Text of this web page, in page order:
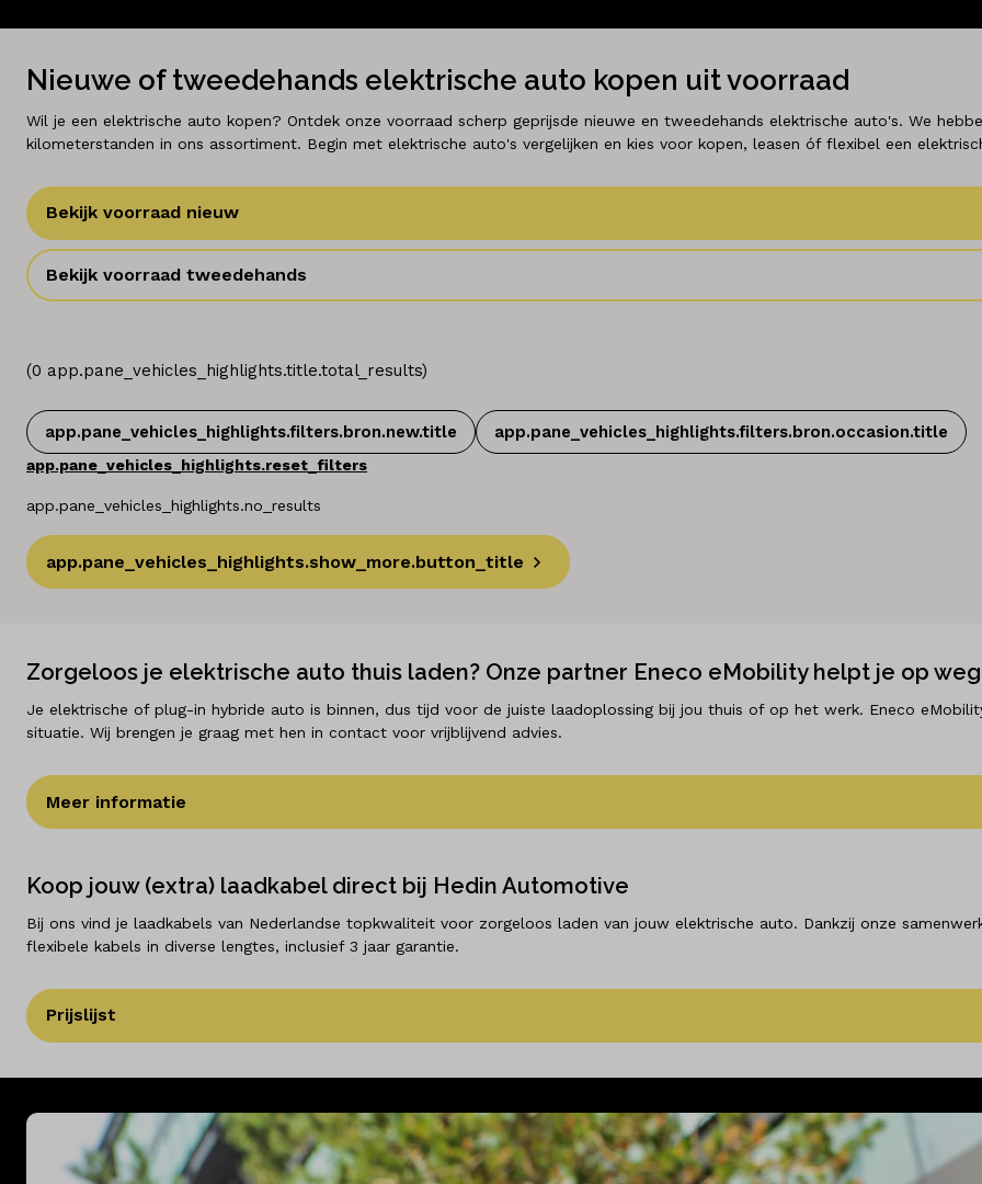
Nieuwe of tweedehands elektrische auto kopen uit voorraad
Wil je een elektrische auto kopen? Ontdek onze voorraad scherp geprijsde nieuwe en tweedehands elektrische auto's. We
kilometerstanden in ons assortiment. Begin met elektrische auto's vergelijken en kies voor kopen, leasen óf flexibel een
Bekijk voorraad nieuw
Bekijk voorraad tweedehands
(0 app.pane_vehicles_highlights.title.total_results)
app.pane_vehicles_highlights.filters.bron.new.title app.pane_vehicles_highlights.filters.bron.occasion.title
app.pane_vehicles_highlights.reset_filters
app.pane_vehicles_highlights.no_results
app.pane_vehicles_highlights.show_more.button_title
Zorgeloos je elektrische auto thuis laden? Onze partner Eneco eMobility helpt je op
Je elektrische of plug-in hybride auto is binnen, dus tijd voor de juiste laadoplossing bij jou thuis of op het werk. Eneco
situatie. Wij brengen je graag met hen in contact voor vrijblijvend advies.
Meer informatie
Koop jouw (extra) laadkabel direct bij Hedin Automotive
Bij ons vind je laadkabels van Nederlandse topkwaliteit voor zorgeloos laden van jouw elektrische auto. Dankzij onze
flexibele kabels in diverse lengtes, inclusief 3 jaar garantie.
Prijslijst